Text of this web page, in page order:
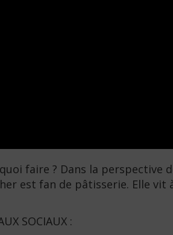
faire ? Dans la perspective
est fan de pâtisserie. Elle
SOCIAUX :